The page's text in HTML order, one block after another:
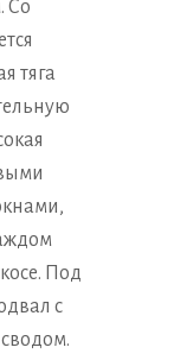
Со
тяга
Под
с